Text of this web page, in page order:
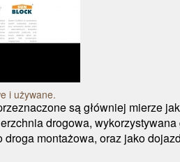
i używane.
są główniej mierze
drogowa, wykorzystywana
montażowa, oraz jako